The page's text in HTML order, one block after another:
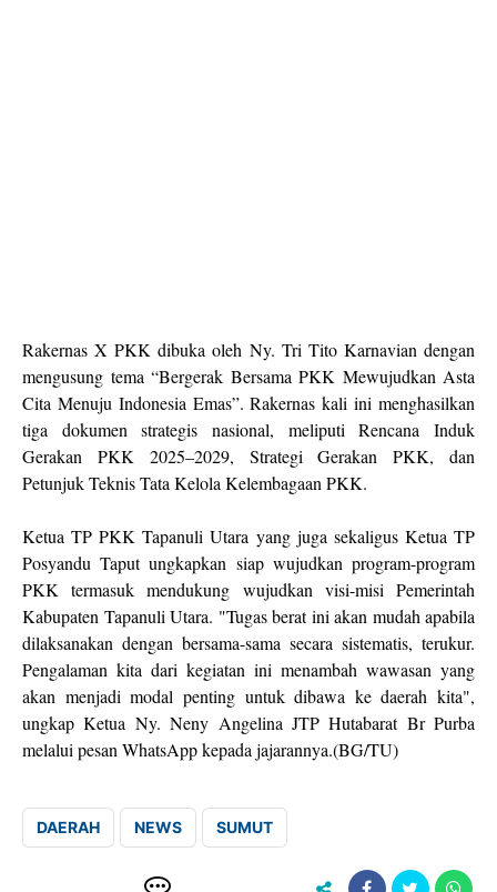
Rakernas X PKK dibuka oleh Ny. Tri Tito Karnavian dengan
mengusung tema “Bergerak Bersama PKK Mewujudkan Asta
Cita Menuju Indonesia Emas”. Rakernas kali ini menghasilkan
tiga dokumen strategis nasional, meliputi Rencana Induk
Gerakan PKK 2025–2029, Strategi Gerakan PKK, dan
Petunjuk Teknis Tata Kelola Kelembagaan PKK.
Ketua TP PKK Tapanuli Utara yang juga sekaligus Ketua TP
Posyandu Taput ungkapkan siap wujudkan program-program
PKK termasuk mendukung wujudkan visi-misi Pemerintah
Kabupaten Tapanuli Utara. "Tugas berat ini akan mudah apabila
dilaksanakan dengan bersama-sama secara sistematis, terukur.
Pengalaman kita dari kegiatan ini menambah wawasan yang
akan menjadi modal penting untuk dibawa ke daerah kita",
ungkap Ketua Ny. Neny Angelina JTP Hutabarat Br Purba
melalui pesan WhatsApp kepada jajarannya.(BG/TU)
DAERAH NEWS SUMUT